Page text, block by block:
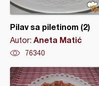
Pilav sa piletinom (2)
Autor: Aneta Matić
76340